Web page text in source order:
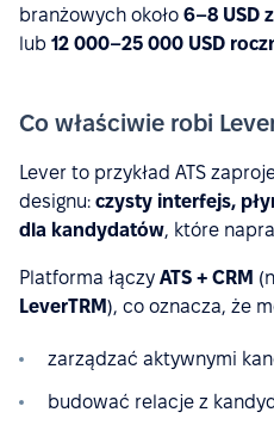
branżowych około 6–8 USD
lub 12 000–25 000 USD
Co właściwie robi
Lever to przykład ATS
designu: czysty interfejs,
dla kandydatów, które
Platforma łączy ATS + CRM
LeverTRM), co oznacza, że
zarządzać aktywnymi
budować relacje z